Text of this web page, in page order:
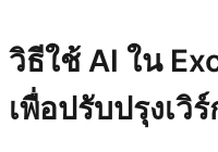
วิธีใช้ AI ใน
เพื่อปรับปรุงเวิ